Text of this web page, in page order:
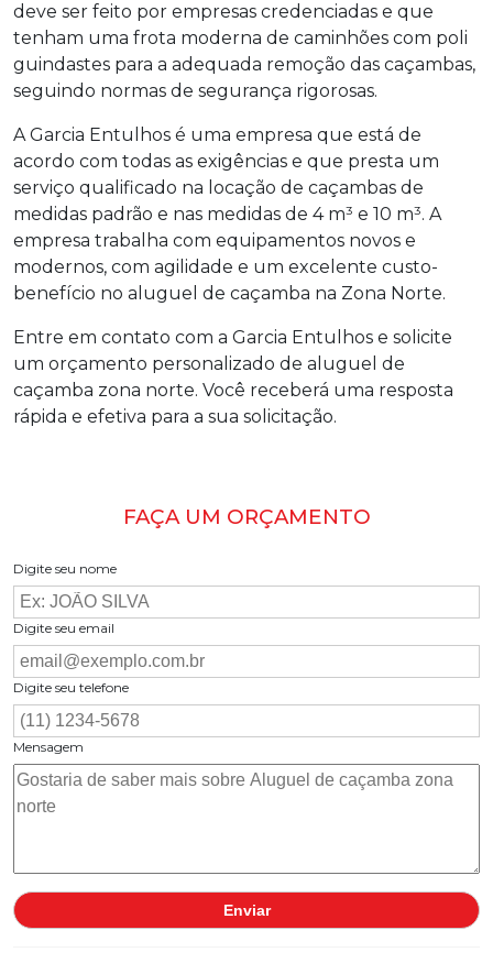
deve ser feito por empresas credenciadas e que
tenham uma frota moderna de caminhões com poli
guindastes para a adequada remoção das caçambas,
seguindo normas de segurança rigorosas.
A Garcia Entulhos é uma empresa que está de
acordo com todas as exigências e que presta um
serviço qualificado na locação de caçambas de
medidas padrão e nas medidas de 4 m³ e 10 m³. A
empresa trabalha com equipamentos novos e
modernos, com agilidade e um excelente custo-
benefício no aluguel de caçamba na Zona Norte.
Entre em contato com a Garcia Entulhos e solicite
um orçamento personalizado de aluguel de
caçamba zona norte. Você receberá uma resposta
rápida e efetiva para a sua solicitação.
FAÇA UM ORÇAMENTO
Digite seu nome
Digite seu email
Digite seu telefone
Mensagem